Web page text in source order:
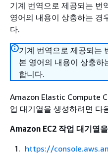
기계 번역으로 제공되는 번
영어의 내용이 상충하는 경
다.
기계 번역으로 제공되는
본 영어의 내용이 상충하
합니다.
Amazon Elastic Compute
업 대기열을 생성하려면 다
Amazon EC2 작업 대기열
https://